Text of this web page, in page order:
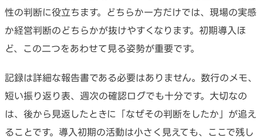
性の判断に役立ちます。どちらか一方だけでは、現場の実感
か経営判断のどちらかが抜けやすくなります。初期導入ほ
ど、この二つをあわせて見る姿勢が重要です。
記録は詳細な報告書である必要はありません。数行のメモ、
短い振り返り表、週次の確認ログでも十分です。大切なの
は、後から見返したときに「なぜその判断をしたか」が追え
ることです。導入初期の活動は小さく見えても、ここで残し